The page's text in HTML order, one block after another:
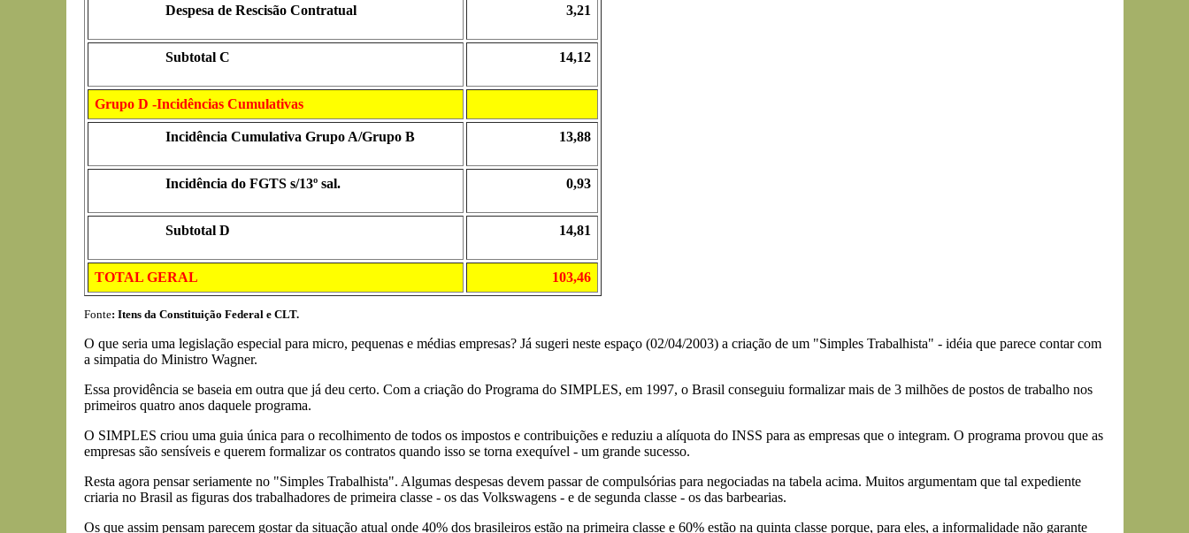
Despesa de Rescisão Contratual 3,21
Subtotal C 14,12
Grupo D -Incidências Cumulativas
Incidência Cumulativa Grupo A/Grupo B 13,88
Incidência do FGTS s/13º sal. 0,93
Subtotal D 14,81
TOTAL GERAL 103,46
Fonte: Itens da Constituição Federal e CLT.
O que seria uma legislação especial para micro, pequenas e médias empresas? Já sugeri neste espaço (02/04/2003) a criação de um "Simples Trabalhista" - idéia que parece contar com
a simpatia do Ministro Wagner.
Essa providência se baseia em outra que já deu certo. Com a criação do Programa do SIMPLES, em 1997, o Brasil conseguiu formalizar mais de 3 milhões de postos de trabalho nos
primeiros quatro anos daquele programa.
O SIMPLES criou uma guia única para o recolhimento de todos os impostos e contribuições e reduziu a alíquota do INSS para as empresas que o integram. O programa provou que as
empresas são sensíveis e querem formalizar os contratos quando isso se torna exequível - um grande sucesso.
Resta agora pensar seriamente no "Simples Trabalhista". Algumas despesas devem passar de compulsórias para negociadas na tabela acima. Muitos argumentam que tal expediente
criaria no Brasil as figuras dos trabalhadores de primeira classe - os das Volkswagens - e de segunda classe - os das barbearias.
Os que assim pensam parecem gostar da situação atual onde 40% dos brasileiros estão na primeira classe e 60% estão na quinta classe porque, para eles, a informalidade não garante